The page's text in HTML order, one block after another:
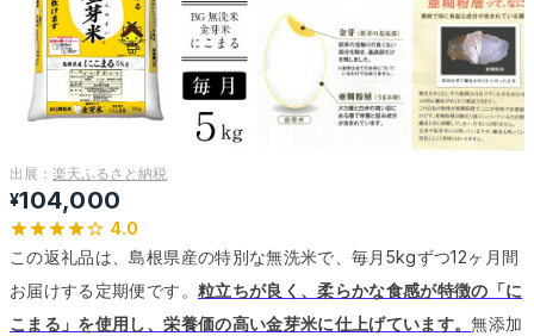
出展： 楽天ふるさと納税
¥104,000
4.0
この返礼品は、島根県産の特別な無洗米で、毎月5kgずつ12ヶ月間
お届けする定期便です。 粒立ちが良く、柔らかな食感が特徴の「に
こまる」を使用し、栄養価の高い金芽米に仕上げています。無添加